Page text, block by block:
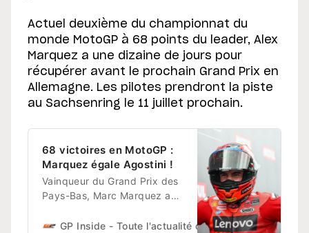
Actuel deuxième du championnat du
monde MotoGP à 68 points du leader, Alex
Marquez a une dizaine de jours pour
récupérer avant le prochain Grand Prix en
Allemagne. Les pilotes prendront la piste
au Sachsenring le 11 juillet prochain.
68 victoires en MotoGP :
Marquez égale Agostini !
Vainqueur du Grand Prix des
Pays-Bas, Marc Marquez a
MotoGP. Autant de victoires
GP Inside - Toute l'actualité du sport moto !